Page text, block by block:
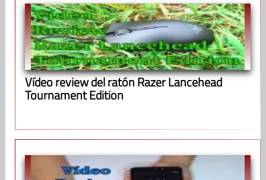
Vídeo review del ratón Razer Lancehead
Tournament Edition